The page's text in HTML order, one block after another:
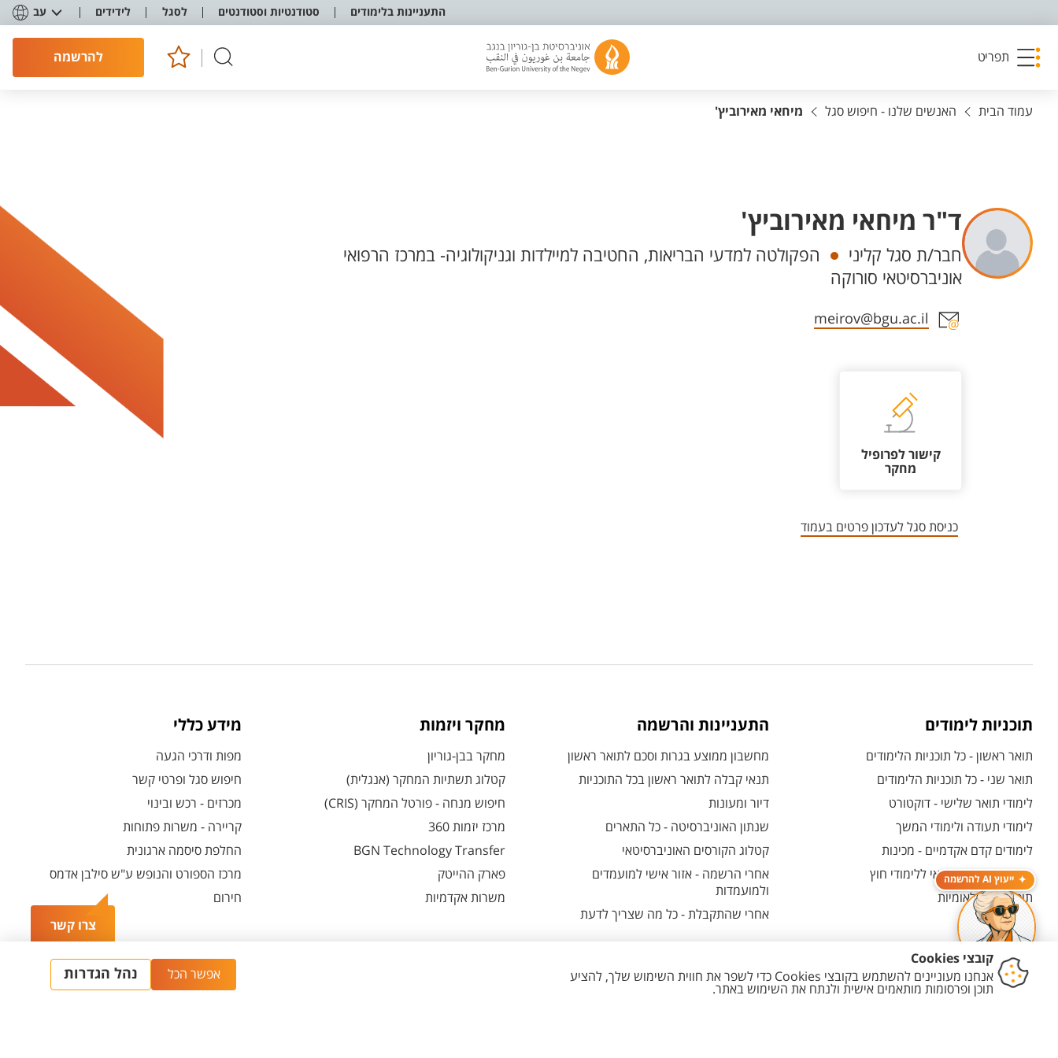
התעניינות בלימודים סטודנטיות וסטודנטים לסגל לידידים עב
תפריט להרשמה
צרו קשר
ייעוץ AI להרשמה
עמוד הבית האנשים שלנו - חיפוש סגל מיחאי מאירוביץ'
ד"ר מיחאי מאירוביץ'
יחידות
חבר/ת סגל קליני
הפקולטה למדעי הבריאות, החטיבה למיילדות וגניקולוגיה- במרכז הרפואי
אוניברסיטאי סורוקה
אזור צור קשר עם איש הסגל
meirov@bgu.ac.il
קישור לפרופיל
מחקר
כניסת סגל לעדכון פרטים בעמוד
תוכניות לימודים
תואר ראשון - כל תוכניות הלימודים
תואר שני - כל תוכניות הלימודים
לימודי תואר שלישי - דוקטורט
לימודי תעודה ולימודי המשך
לימודים קדם אקדמיים - מכינות
המרכז האוניברסיטאי ללימודי חוץ
תוכניות בין-לאומיות
התעניינות והרשמה
מחשבון ממוצע בגרות וסכם לתואר ראשון
תנאי קבלה לתואר ראשון בכל התוכניות
דיור ומעונות
שנתון האוניברסיטה - כל התארים
קטלוג הקורסים האוניברסיטאי
אחרי הרשמה - אזור אישי למועמדים
ולמועמדות
אחרי שהתקבלת - כל מה שצריך לדעת
מחקר ויזמות
מחקר בבן-גוריון
קטלוג תשתיות המחקר (אנגלית)
חיפוש מנחה - פורטל המחקר (CRIS)
מרכז יזמות 360
BGN Technology Transfer
פארק ההייטק
משרות אקדמיות
מידע כללי
מפות ודרכי הגעה
חיפוש סגל ופרטי קשר
מכרזים - רכש ובינוי
קריירה - משרות פתוחות
החלפת סיסמה ארגונית
מרכז הספורט והנופש ע"ש סילבן אדמס
חירום